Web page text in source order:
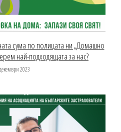
сума по полицата ни „Домашно
най-подходящата за нас?
2023